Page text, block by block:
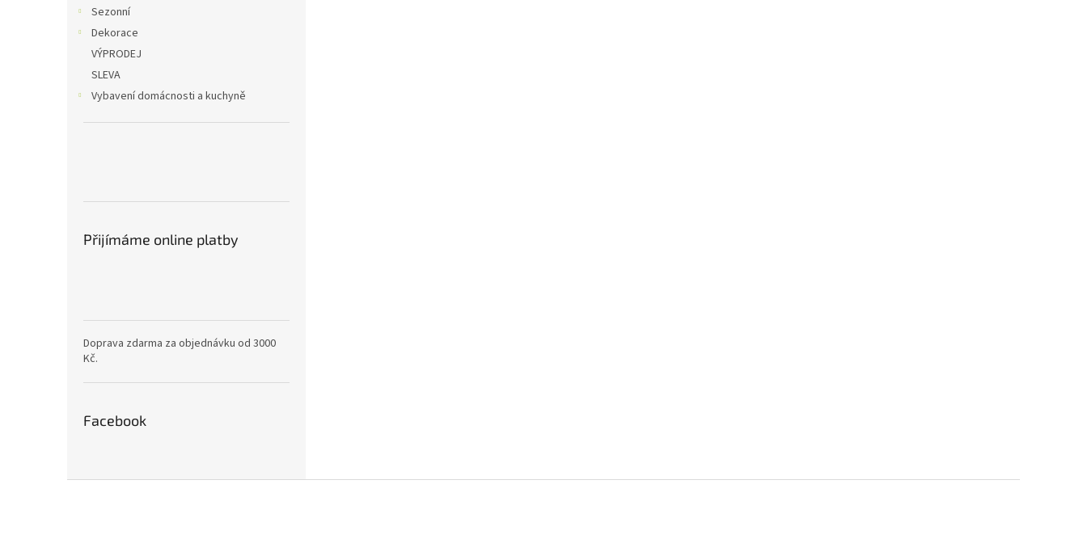
Sezonní
Dekorace
VÝPRODEJ
SLEVA
Vybavení domácnosti a kuchyně
Přijímáme online platby
Doprava zdarma za objednávku od 3000
Kč.
Facebook